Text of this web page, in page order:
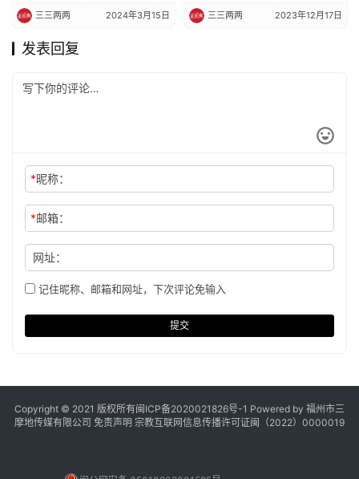
三三两两 2024年3月15日 三三两两 2023年12月17日
发表回复
*昵称：
*邮箱：
网址：
记住昵称、邮箱和网址，下次评论免输入
提交
Copyright © 2021 版权所有闽ICP备2020021826号-1 Powered by 福州市三
摩地传媒有限公司 免责声明 宗教互联网信息传播许可证闽（2022）0000019